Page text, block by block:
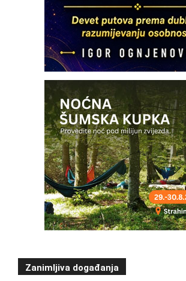
Zanimljiva događanja